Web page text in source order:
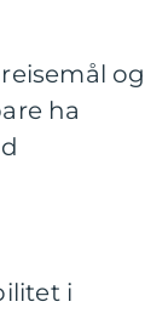
og
ha
i